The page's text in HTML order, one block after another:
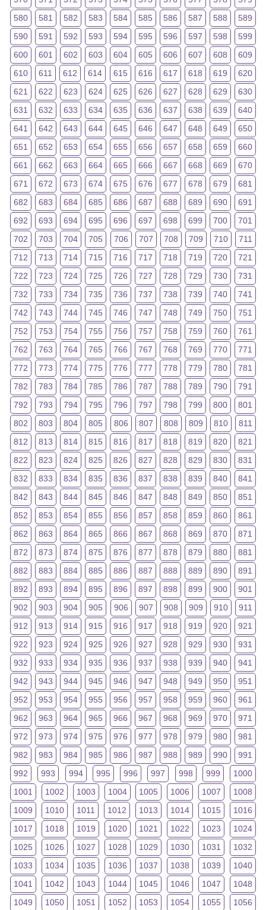
580
581 582 583 584 585 586 587 588
589
590
591 592 593 594 595 596 597 598
599
600
601 602 603 604 605 606 607 608
609
610
611 612 614 615 616 617 618 619
620
621
622 623 624 625 626 627 628 629
630
631
632 633 634 635 636 637 638 639
640
641
642 643 644 645 646 647 648 649
650
651
652 653 654 655 656 657 658 659
660
661
662 663 664 665 666 667 668 669
670
671
672 673 674 675 676 677 678 679
681
682
683 684 685 686 687 688 689 690
691
692
693 694 695 696 697 698 699 700
701
702
703 704 705 706 707 708 709 710
711
712
713 714 715 716 717 718 719 720
721
722
723 724 725 726 727 728 729 730
731
732
733 734 735 736 737 738 739 740
741
742
743 744 745 746 747 748 749 750
751
752
753 754 755 756 757 758 759 760
761
762
763 764 765 766 767 768 769 770
771
772
773 774 775 776 777 778 779 780
781
782
783 784 785 786 787 788 789 790
791
792
793 794 795 796 797 798 799 800
801
802
803 804 805 806 807 808 809 810
811
812
813 814 815 816 817 818 819 820
821
822
823 824 825 826 827 828 829 830
831
832
833 834 835 836 837 838 839 840
841
842
843 844 845 846 847 848 849 850
851
852
853 854 855 856 857 858 859 860
861
862
863 864 865 866 867 868 869 870
871
872
873 874 875 876 877 878 879 880
881
882
883 884 885 886 887 888 889 890
891
892
893 894 895 896 897 898 899 900
901
902
903 904 905 906 907 908 909 910
911
912
913 914 915 916 917 918 919 920
921
922
923 924 925 926 927 928 929 930
931
932
933 934 935 936 937 938 939 940
941
942
943 944 945 946 947 948 949 950
951
952
953 954 955 956 957 958 959 960
961
962
963 964 965 966 967 968 969 970
971
972
973 974 975 976 977 978 979 980
981
982
983 984 985 986 987 988 989 990
991
992
993 994 995 996 997 998 999
1000
1001
1002 1003 1004 1005 1006 1007
1008
1009
1010 1011 1012 1013 1014 1015
1016
1017
1018 1019 1020 1021 1022 1023
1024
1025
1026 1027 1028 1029 1030 1031
1032
1033
1034 1035 1036 1037 1038 1039
1040
1041
1042 1043 1044 1045 1046 1047
1048
1049
1050 1051 1052 1053 1054 1055 1056